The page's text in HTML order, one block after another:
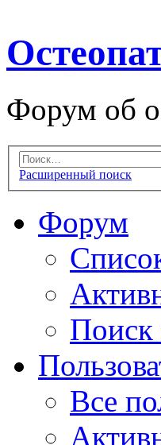
Форум об
Расширенный поиск
Форум
Все